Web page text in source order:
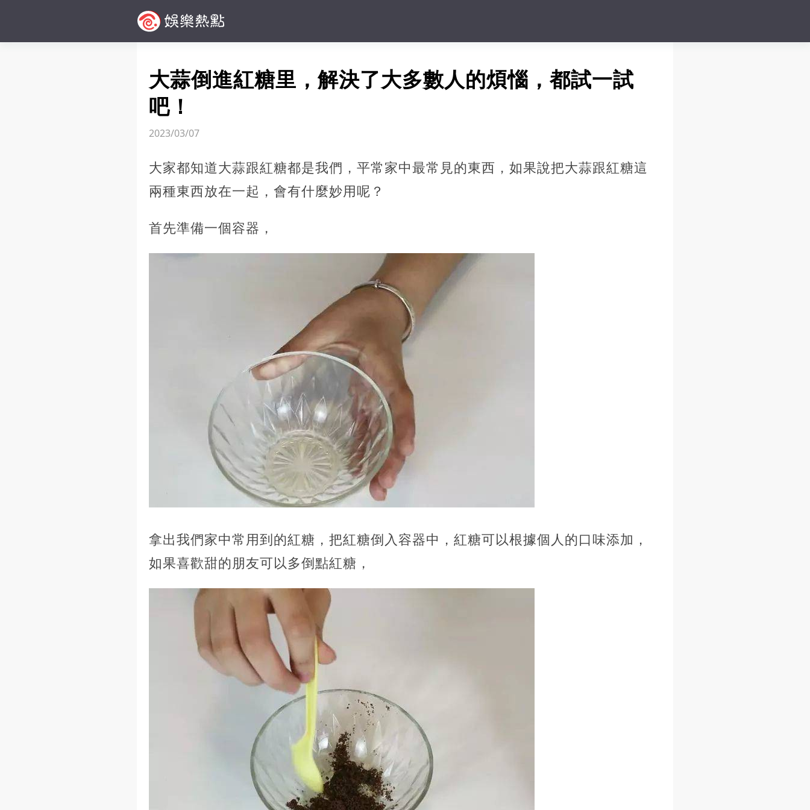
大蒜倒進紅糖里，解決了大多數人的煩惱，都試一試
吧！
2023/03/07
大家都知道大蒜跟紅糖都是我們，平常家中最常見的東西，如果說把大蒜跟紅糖這
兩種東西放在一起，會有什麼妙用呢？
首先準備一個容器，
拿出我們家中常用到的紅糖，把紅糖倒入容器中，紅糖可以根據個人的口味添加，
如果喜歡甜的朋友可以多倒點紅糖，